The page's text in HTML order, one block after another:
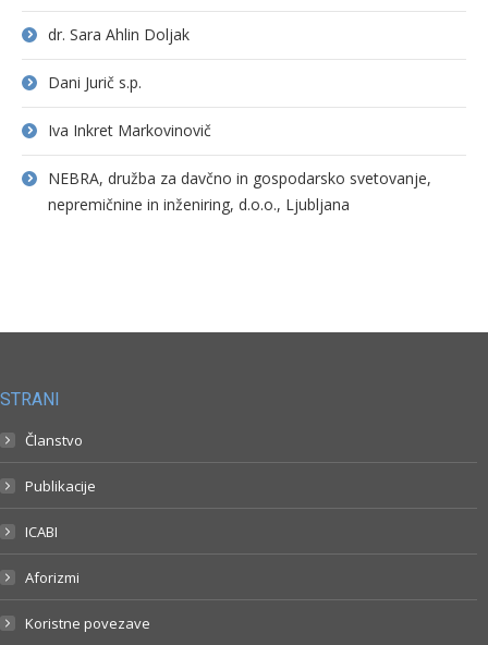
dr. Sara Ahlin Doljak
Dani Jurič s.p.
Iva Inkret Markovinovič
NEBRA, družba za davčno in gospodarsko svetovanje,
nepremičnine in inženiring, d.o.o., Ljubljana
STRANI
Članstvo
Publikacije
ICABI
Aforizmi
Koristne povezave